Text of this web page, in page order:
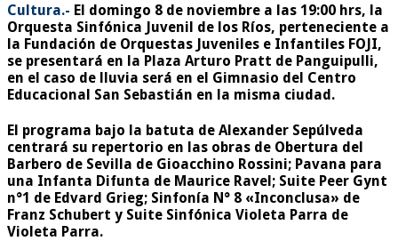
Cultura.- El domingo 8 de noviembre a las 19:00 hrs, la
Orquesta Sinfónica Juvenil de los Ríos, perteneciente a
la Fundación de Orquestas Juveniles e Infantiles FOJI,
se presentará en la Plaza Arturo Pratt de Panguipulli,
en el caso de lluvia será en el Gimnasio del Centro
Educacional San Sebastián en la misma ciudad.
El programa bajo la batuta de Alexander Sepúlveda
centrará su repertorio en las obras de Obertura del
Barbero de Sevilla de Gioacchino Rossini; Pavana para
una Infanta Difunta de Maurice Ravel; Suite Peer Gynt
n°1 de Edvard Grieg; Sinfonía N° 8 «Inconclusa» de
Franz Schubert y Suite Sinfónica Violeta Parra de
Violeta Parra.